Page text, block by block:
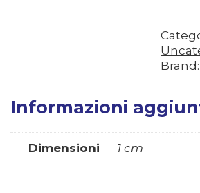
Brand:
Informazioni
Dimensioni 1 cm